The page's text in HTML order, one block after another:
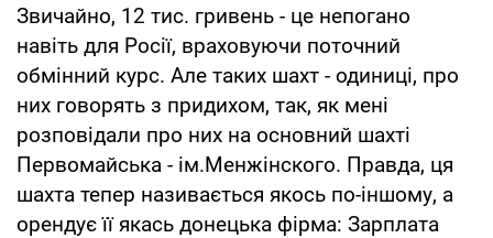
Звичайно, 12 тис. гривень - це непогано
навіть для Росії, враховуючи поточний
обмінний курс. Але таких шахт - одиниці, про
них говорять з придихом, так, як мені
розповідали про них на основний шахті
Первомайська - ім.Менжінского. Правда, ця
шахта тепер називається якось по-іншому, а
орендує її якась донецька фірма: Зарплата